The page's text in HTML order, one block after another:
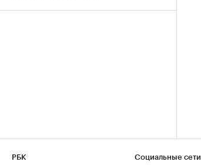
РБК Социальные сети